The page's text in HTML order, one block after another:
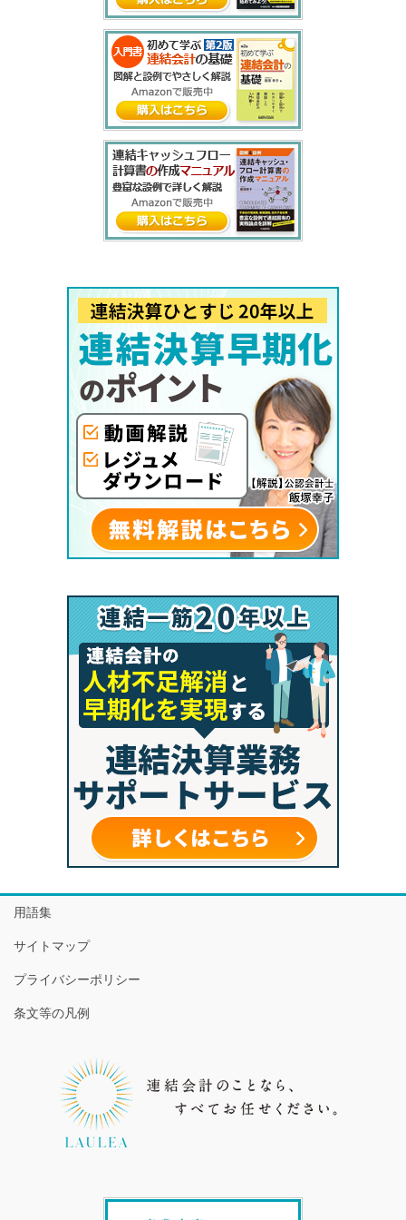
用語集
サイトマップ
プライバシーポリシー
条文等の凡例